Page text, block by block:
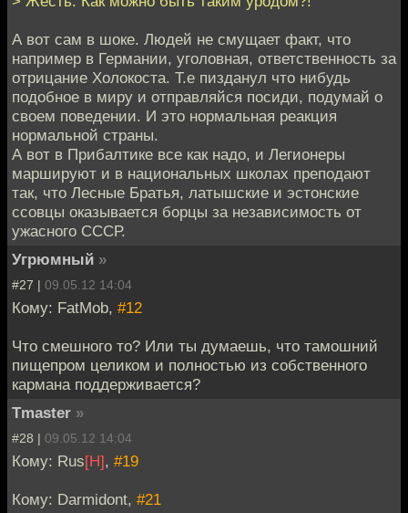
А вот сам в шоке. Людей не смущает факт, что
например в Германии, уголовная, ответственность за
отрицание Холокоста. Т.е пизданул что нибудь
подобное в миру и отправляйся посиди, подумай о
своем поведении. И это нормальная реакция
нормальной страны.
А вот в Прибалтике все как надо, и Легионеры
маршируют и в национальных школах преподают
так, что Лесные Братья, латышские и эстонские
ссовцы оказывается борцы за независимость от
ужасного СССР.
Угрюмный »
#27 | 09.05.12 14:04
Кому: FatMob, #12
Что смешного то? Или ты думаешь, что тамошний
пищепром целиком и полностью из собственного
кармана поддерживается?
Tmaster »
#28 | 09.05.12 14:04
Кому: Rus[H], #19
Кому: Darmidont, #21